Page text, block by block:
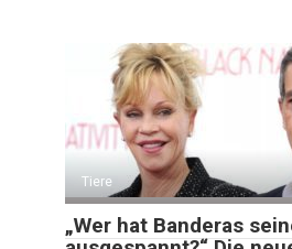
Tiere
„Wer hat Banderas